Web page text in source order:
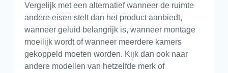
Vergelijk met een alternatief wanneer de ruimte
andere eisen stelt dan het product aanbiedt,
wanneer geluid belangrijk is, wanneer montage
moeilijk wordt of wanneer meerdere kamers
gekoppeld moeten worden. Kijk dan ook naar
andere modellen van hetzelfde merk of